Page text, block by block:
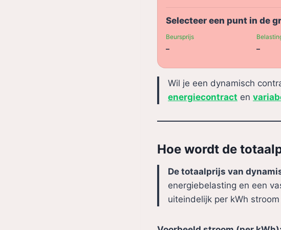
Selecteer een punt in de
Beursprijs
– –
Wil je een dynamisch
energiecontract en
Hoe wordt de
De totaalprijs van
energiebelasting en een
uiteindelijk per kWh